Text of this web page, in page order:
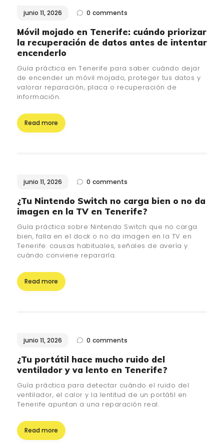
¿QUIÉNES SOMOS?
🔒 POLÍTICA DE
PRIVACIDAD
junio 11, 2026 0 comments
Móvil mojado en Tenerife: cuándo priorizar
la recuperación de datos antes de intentar
encenderlo
Guía práctica en Tenerife para saber cuándo dejar
de encender un móvil mojado, proteger tus datos y
valorar reparación, placa o recuperación de
información.
Read more
junio 11, 2026 0 comments
¿Tu Nintendo Switch no carga bien o no da
imagen en la TV en Tenerife?
Guía práctica sobre Nintendo Switch que no carga
bien, falla en el dock o no da imagen en la TV en
Tenerife: causas habituales, señales de avería y
cuándo conviene repararla.
Read more
junio 11, 2026 0 comments
¿Tu portátil hace mucho ruido del
ventilador y va lento en Tenerife?
Guía práctica para detectar cuándo el ruido del
ventilador, el calor y la lentitud de un portátil en
Tenerife apuntan a una reparación real.
Read more